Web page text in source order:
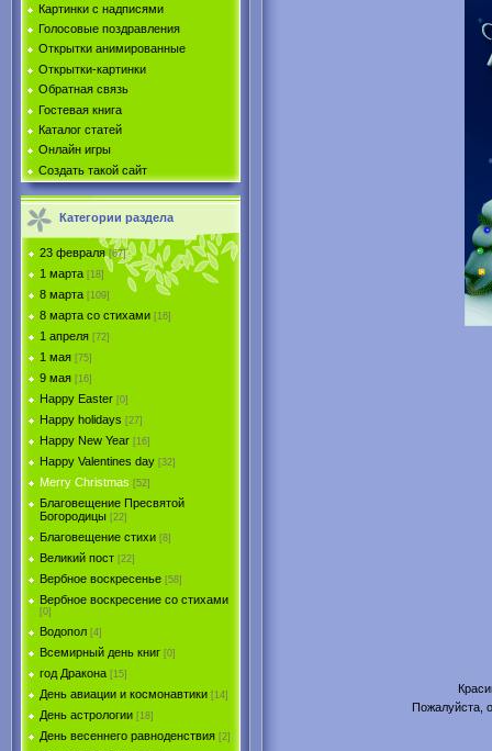
Картинки с надписями
Голосовые поздравления
Открытки анимированные
Открытки-картинки
Обратная связь
Гостевая книга
Каталог статей
Онлайн игры
Создать такой сайт
Категории раздела
23 февраля [67]
1 марта [18]
8 марта [109]
8 марта со стихами [16]
1 апреля [72]
1 мая [75]
9 мая [16]
Happy Easter [0]
Happy holidays [27]
Happy New Year [16]
Happy Valentines day [32]
Merry Christmas [52]
Благовещение Пресвятой
Богородицы [22]
Благовещение стихи [8]
Великий пост [22]
Вербное воскресенье [58]
Вербное воскресение со стихами
[0]
Водопол [4]
Всемирный день книг [0]
год Дракона [15]
День авиации и космонавтики [14]
День астрологии [18]
День весеннего равноденствия [2]
Пожалуйста,